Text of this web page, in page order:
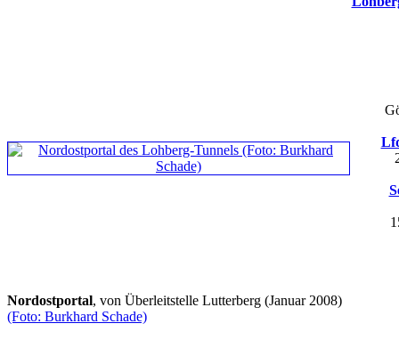
Nordostportal, von Überleitstelle Lutterberg (Januar 2008)
(Foto: Burkhard Schade)